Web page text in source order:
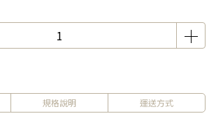
規格說明 運送方式